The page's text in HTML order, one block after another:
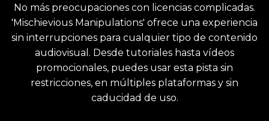
No más preocupaciones con licencias complicadas.
'Mischievious Manipulations' ofrece una experiencia
sin interrupciones para cualquier tipo de contenido
audiovisual. Desde tutoriales hasta vídeos
promocionales, puedes usar esta pista sin
restricciones, en múltiples plataformas y sin
caducidad de uso.